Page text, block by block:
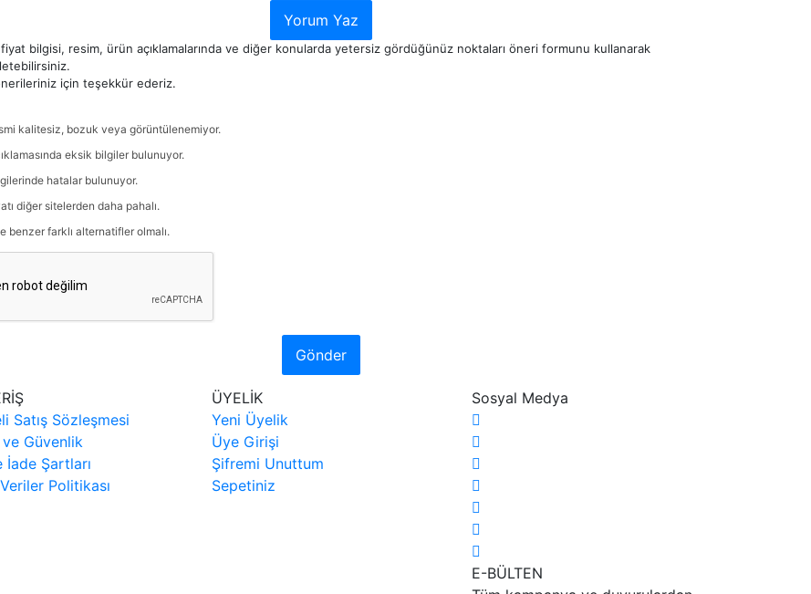
Yorum Yaz
bilgisi, resim, ürün açıklamalarında ve diğer konularda yetersiz gördüğünüz noktaları öneri formunu kullanarak
için teşekkür ederiz.
kalitesiz, bozuk veya görüntülenemiyor.
eksik bilgiler bulunuyor.
hatalar bulunuyor.
diğer sitelerden daha pahalı.
benzer farklı alternatifler olmalı.
Gönder
Satış Sözleşmesi
Güvenlik
İade Şartları
Politikası
ÜYELİK
Yeni Üyelik
Üye Girişi
Şifremi Unuttum
Sepetiniz
Sosyal Medya
E-BÜLTEN